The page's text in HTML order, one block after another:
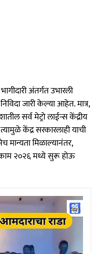
अंतर्गत उभारली
जारी केल्या आहेत. मात्र,
सर्व मेट्रो लाईन्स केंद्रीय
केंद्र सरकारलाही याची
मान्यता मिळाल्यानंतर,
२०२६ मध्ये सुरू होऊ